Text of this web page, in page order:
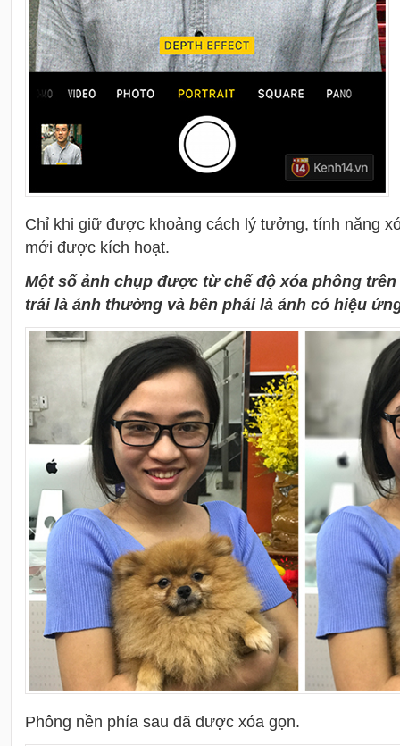
Chỉ khi giữ được khoảng cách lý tưởng, tính năng
mới được kích hoạt.
Một số ảnh chụp được từ chế độ xóa phông trên
trái là ảnh thường và bên phải là ảnh có hiệu
Phông nền phía sau đã được xóa gọn.